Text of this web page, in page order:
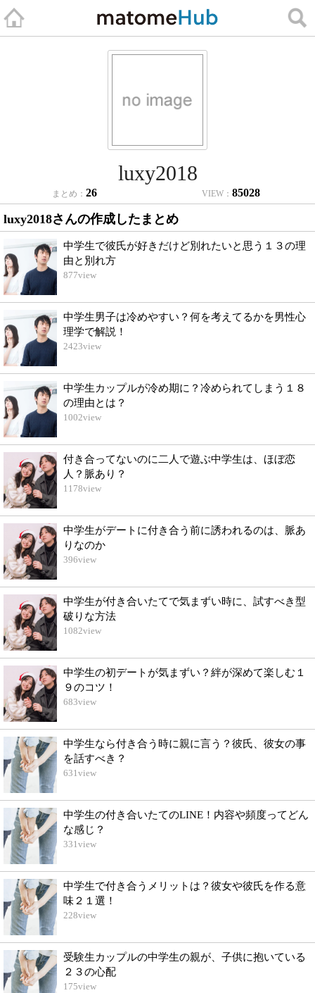
luxy2018
まとめ：26 VIEW： 85028
luxy2018さんの作成したまとめ
中学生で彼氏が好きだけど別れたいと思う１３の理
由と別れ方
877view
中学生男子は冷めやすい？何を考えてるかを男性心
理学で解説！
2423view
中学生カップルが冷め期に？冷められてしまう１８
の理由とは？
1002view
付き合ってないのに二人で遊ぶ中学生は、ほぼ恋
人？脈あり？
1178view
中学生がデートに付き合う前に誘われるのは、脈あ
りなのか
396view
中学生が付き合いたてで気まずい時に、試すべき型
破りな方法
1082view
中学生の初デートが気まずい？絆が深めて楽しむ１
９のコツ！
683view
中学生なら付き合う時に親に言う？彼氏、彼女の事
を話すべき？
631view
中学生の付き合いたてのLINE！内容や頻度ってどん
な感じ？
331view
中学生で付き合うメリットは？彼女や彼氏を作る意
味２１選！
228view
受験生カップルの中学生の親が、子供に抱いている
２３の心配
175view